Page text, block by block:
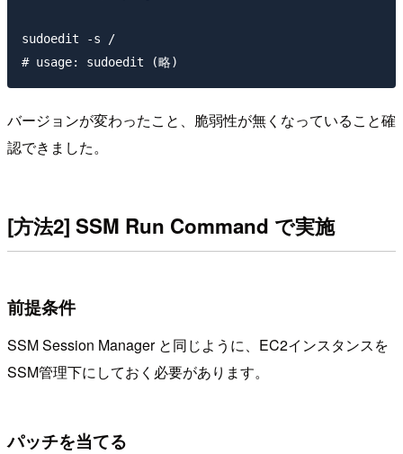
sudoedit -s /
バージョンが変わったこと、脆弱性が無くなっていること確
認できました。
[方法2] SSM Run Command で実施
前提条件
SSM Session Manager と同じように、EC2インスタンスを
SSM管理下にしておく必要があります。
パッチを当てる